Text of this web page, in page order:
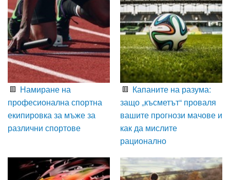
Намиране на
професионална спортна
екипировка за мъже за
различни спортове
Капаните на разума:
защо „късметът“ проваля
вашите прогнози мачове и
как да мислите
рационално